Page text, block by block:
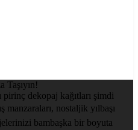
Taşıyın!
pirinç dekopaj kağıtları şimdi
nostaljik yılbaşı
bambaşka bir boyuta